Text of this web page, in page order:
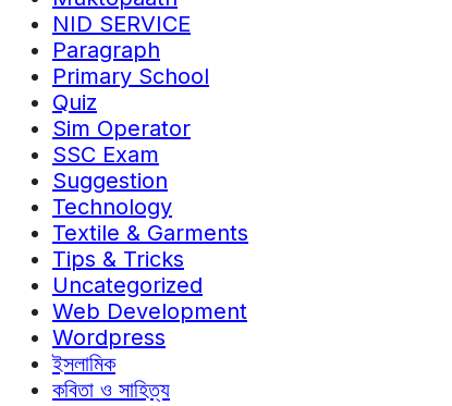
NID SERVICE
Paragraph
Primary School
Quiz
Sim Operator
SSC Exam
Suggestion
Technology
Textile & Garments
Tips & Tricks
Uncategorized
Web Development
Wordpress
ইসলামিক
কবিতা ও সাহিত্য